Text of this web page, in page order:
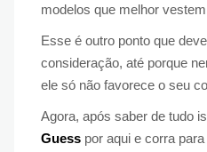
modelos que melhor
Esse é outro ponto que
consideração, até porque
ele só não favorece o seu
Agora, após saber de tudo
Guess por aqui e corra